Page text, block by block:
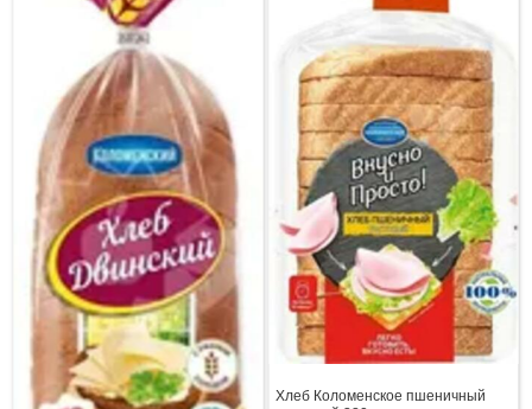
Хлеб Коломенское пшеничный